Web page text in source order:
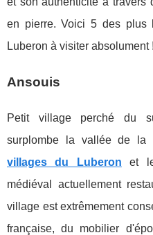
en pierre. Voici 5 des plus
Luberon à visiter absolument !
Ansouis
Petit village perché du
surplombe la vallée de la
villages du Luberon et
médiéval actuellement
village est extrêmement
française, du mobilier